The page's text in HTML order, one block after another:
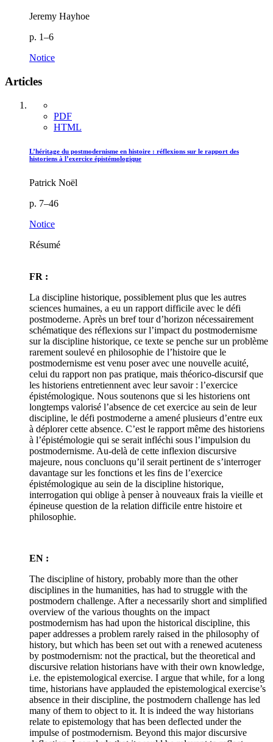
Jeremy Hayhoe
p. 1–6
Notice
Articles
PDF
HTML
L’héritage du postmodernisme en histoire : réflexions sur le rapport des
historiens à l’exercice épistémologique
Patrick Noël
p. 7–46
Notice
Résumé
FR :
La discipline historique, possiblement plus que les autres
sciences humaines, a eu un rapport difficile avec le défi
postmoderne. Après un bref tour d’horizon nécessairement
schématique des réflexions sur l’impact du postmodernisme
sur la discipline historique, ce texte se penche sur un problème
rarement soulevé en philosophie de l’histoire que le
postmodernisme est venu poser avec une nouvelle acuité,
celui du rapport non pas pratique, mais théorico-discursif que
les historiens entretiennent avec leur savoir : l’exercice
épistémologique. Nous soutenons que si les historiens ont
longtemps valorisé l’absence de cet exercice au sein de leur
discipline, le défi postmoderne a amené plusieurs d’entre eux
à déplorer cette absence. C’est le rapport même des historiens
à l’épistémologie qui se serait infléchi sous l’impulsion du
postmodernisme. Au-delà de cette inflexion discursive
majeure, nous concluons qu’il serait pertinent de s’interroger
davantage sur les fonctions et les fins de l’exercice
épistémologique au sein de la discipline historique,
interrogation qui oblige à penser à nouveaux frais la vieille et
épineuse question de la relation difficile entre histoire et
philosophie.
EN :
The discipline of history, probably more than the other
disciplines in the humanities, has had to struggle with the
postmodern challenge. After a necessarily short and simplified
overview of the various thoughts on the impact
postmodernism has had upon the historical discipline, this
paper addresses a problem rarely raised in the philosophy of
history, but which has been set out with a renewed acuteness
by postmodernism: not the practical, but the theoretical and
discursive relation historians have with their own knowledge,
i.e. the epistemological exercise. I argue that while, for a long
time, historians have applauded the epistemological exercise’s
absence in their discipline, the postmodern challenge has led
many of them to object to it. It is indeed the way historians
relate to epistemology that has been deflected under the
impulse of postmodernism. Beyond this major discursive